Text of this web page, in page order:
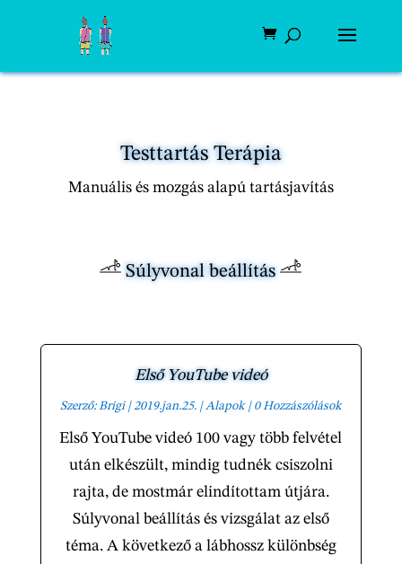
Testtartás Terápia
Manuális és mozgás alapú tartásjavítás
Súlyvonal beállítás
Első YouTube videó
Szerző:Brigi|2019.jan.25.|Alapok| 0 Hozzászólások
Első YouTube videó 100 vagy több felvétel
után elkészült, mindig tudnék csiszolni
rajta, de mostmár elindítottam útjára.
Súlyvonal beállítás és vizsgálat az első
téma. A következő a lábhossz különbség